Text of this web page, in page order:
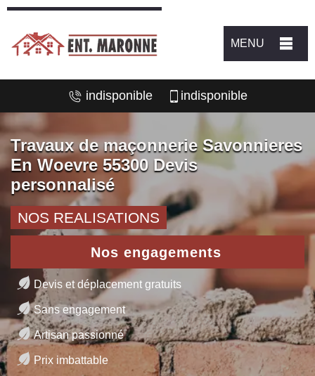
MENU
indisponible indisponible
Travaux de maçonnerie Savonnieres
En Woevre 55300 Devis
personnalisé
NOS REALISATIONS
Nos engagements
Devis et déplacement gratuits
Sans engagement
Artisan passionné
Prix imbattable